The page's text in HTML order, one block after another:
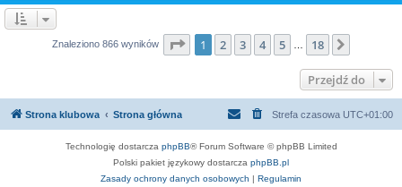
Znaleziono 866 wyników Strona z18
1 2 3 4 5 18
Przejdź do
Strona klubowa Strona główna Strefa czasowa UTC+01:00
Technologię dostarcza phpBB® Forum Software © phpBB Limited
Polski pakiet językowy dostarcza phpBB.pl
Zasady ochrony danych osobowych | Regulamin